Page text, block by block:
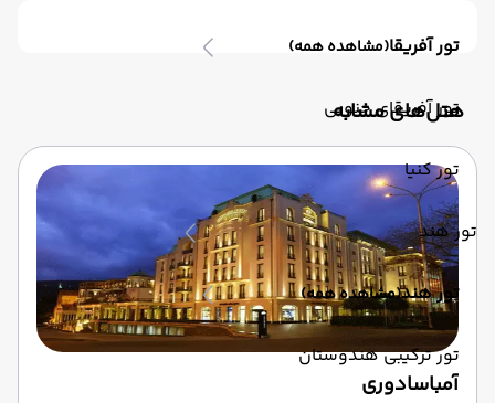
تور آفریقا(مشاهده همه)
تور آفریقای جنوبی
تور کنیا
تور هند
تور هند(مشاهده همه)
تور ترکیبی هندوستان
‌هتل‌های مشابه
آمباسادوری